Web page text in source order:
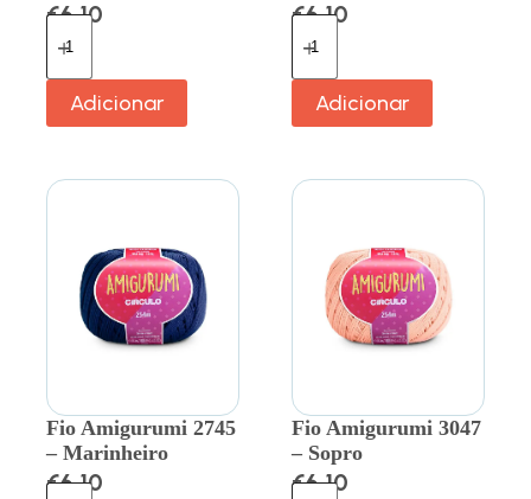
€6.10
Adicionar
€6.10
Adicionar
Fio Amigurumi 2745
– Marinheiro
€6.10
Fio Amigurumi 3047
– Sopro
€6.10